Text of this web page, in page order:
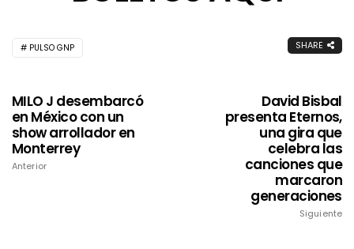
PULSO GNP SHARE
MILO J desembarcó
en México con un
show arrollador en
Monterrey
Anterior
David Bisbal
presenta Eternos,
una gira que
celebra las
canciones que
marcaron
generaciones
Siguiente